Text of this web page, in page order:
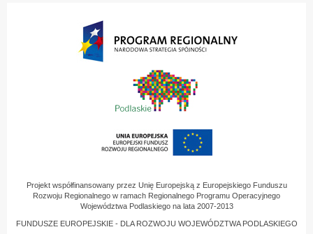
Projekt współfinansowany przez Unię Europejską z Europejskiego Funduszu
Rozwoju Regionalnego w ramach Regionalnego Programu Operacyjnego
Województwa Podlaskiego na lata 2007-2013
FUNDUSZE EUROPEJSKIE - DLA ROZWOJU WOJEWÓDZTWA PODLASKIEGO